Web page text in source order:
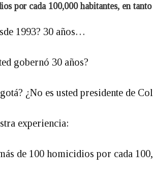
por cada 100,000 habitantes, en
1993? 30 años…
gobernó 30 años?
¿No es usted presidente de
experiencia:
de 100 homicidios por cada